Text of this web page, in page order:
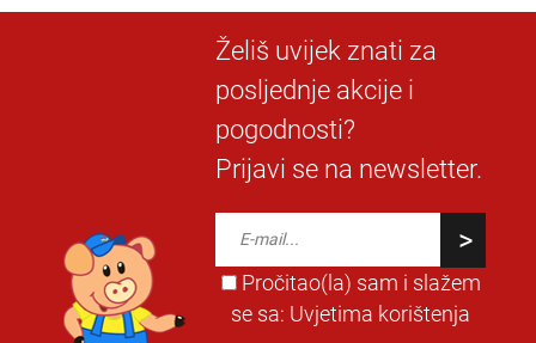
Želiš uvijek znati za
posljednje akcije i
pogodnosti?
Prijavi se na newsletter.
Pročitao(la) sam i slažem
se sa: Uvjetima korištenja